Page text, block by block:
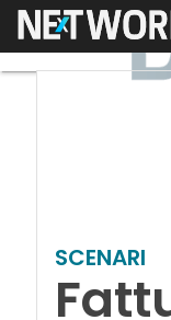
Menu
SCENARI